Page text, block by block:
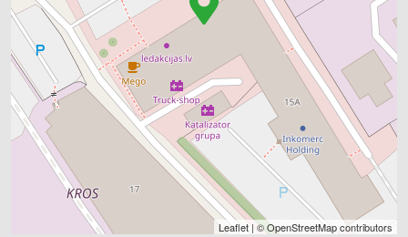
Leaflet | ©OpenStreetMapcontributors